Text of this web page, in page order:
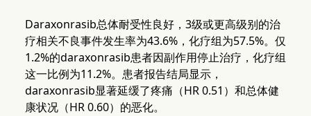
Daraxonrasib总体耐受性良好，3级或更高级别的治
疗相关不良事件发生率为43.6%，化疗组为57.5%。仅
1.2%的daraxonrasib患者因副作用停止治疗，化疗组
这一比例为11.2%。患者报告结局显示，
daraxonrasib显著延缓了疼痛（HR 0.51）和总体健
康状况（HR 0.60）的恶化。